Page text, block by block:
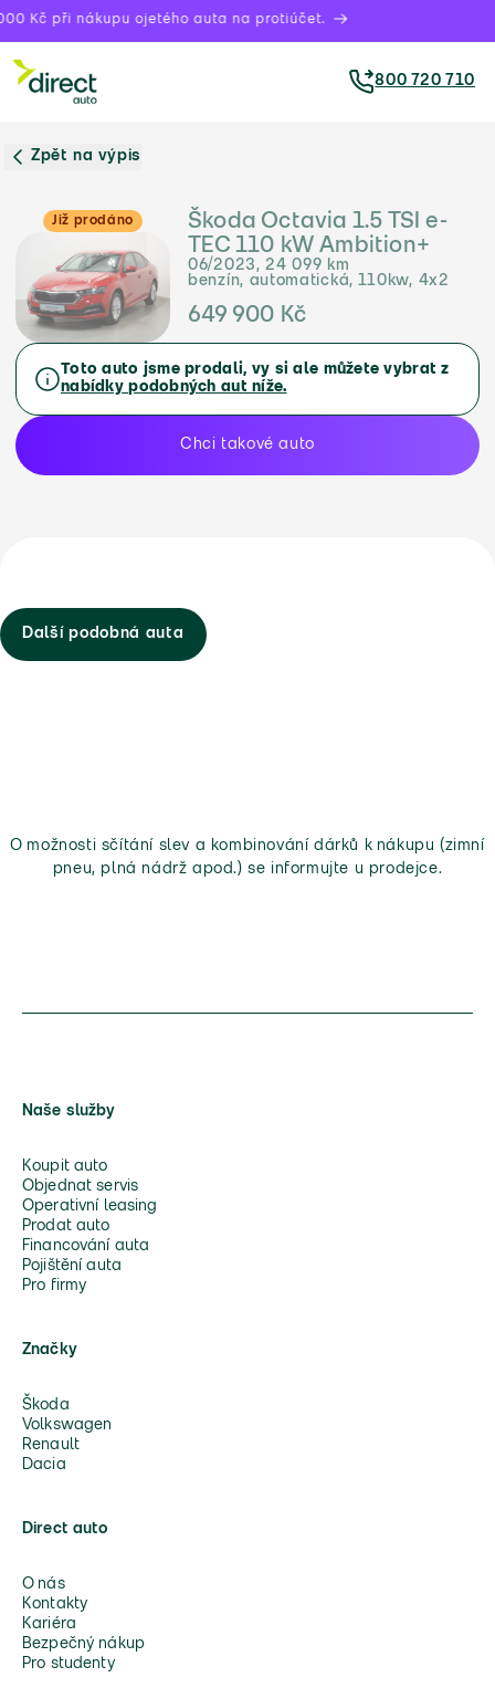
Kč při nákupu ojetého auta na protiúčet.
800 720 710
Zpět na výpis
Již prodáno
Škoda Octavia 1.5 TSI e-
TEC 110 kW Ambition+
06/2023, 24 099 km
benzín, automatická, 110kw, 4x2
649 900 Kč
Toto auto jsme prodali, vy si ale můžete vybrat z
nabídky podobných aut níže.
Chci takové auto
Další podobná auta
O možnosti sčítání slev a kombinování dárků k nákupu (zimní
pneu, plná nádrž apod.) se informujte u prodejce.
Naše služby
Koupit auto
Objednat servis
Operativní leasing
Prodat auto
Financování auta
Pojištění auta
Pro firmy
Značky
Škoda
Volkswagen
Renault
Dacia
Direct auto
O nás
Kontakty
Kariéra
Bezpečný nákup
Pro studenty